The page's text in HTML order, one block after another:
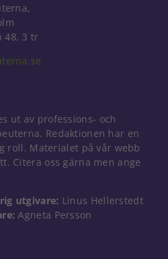
48, 3 tr
ut av professions- och
Redaktionen har en
roll. Materialet på vår webb
Citera oss gärna men ange
utgivare: Linus Hellerstedt
Agneta Persson
Nödvändiga
Dessa kakor